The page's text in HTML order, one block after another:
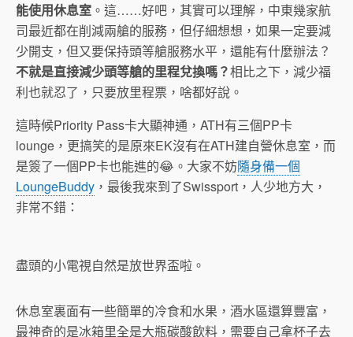
能使用休息室 。這……好吧，其實可以理解，中東幾家航
司最近都在削減兩艙的服務，但仔細想想，如果一定要減
少開支，但又要保持頭等艙服務水平，還能有什麼辦法？
不就是直接減少頭等艙的里程兌換嗎？相比之下，減少福
利也就忍了，只要放里程票，啥都好說。
這時候Priority Pass卡大顯神通，ATH有三個PP卡
lounge，更搞笑的是原來EK沒有在ATH建自營休息室，而
是簽了一個PP卡也能進的😂。大家不妨隨身備一個
LoungeBuddy ，最後我來到了Swissport，人少地方大，
非常不錯：
盡頭的小電視自然是放世界盃啦。
休息室裏面有一些簡單的冷食和水果，酒水區還算豐富，
最神奇的是冰箱里全是大瓶碳酸飲料，需要自己拿杯子去